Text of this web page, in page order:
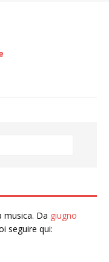
musica. Da giugno
seguire qui: